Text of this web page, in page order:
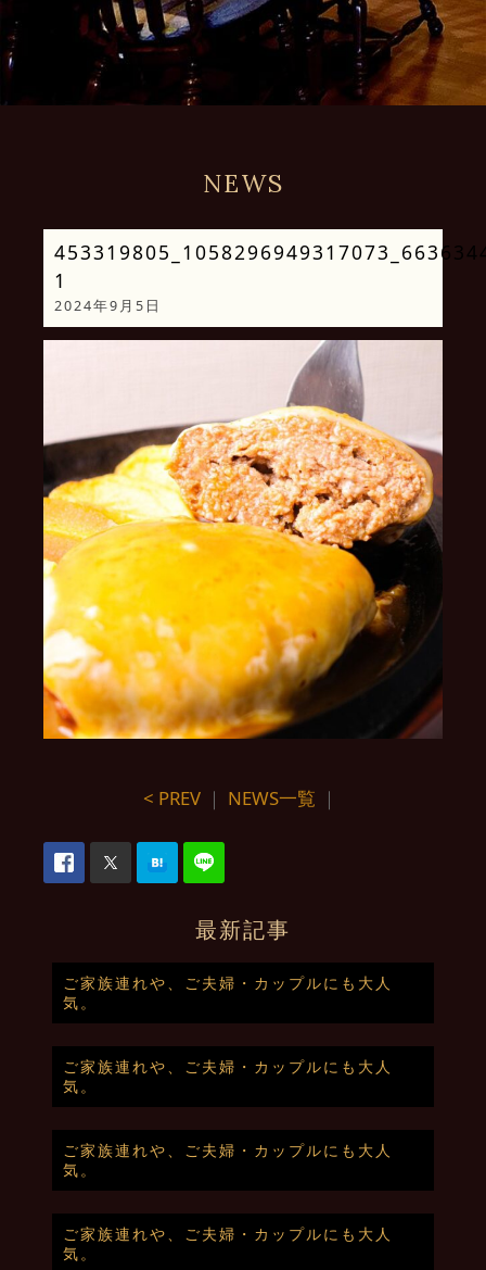
NEWS
1
2024年9月5日
< PREV ｜ NEWS一覧 ｜
最新記事
ご家族連れや、ご夫婦・カップルにも大人
気。
ご家族連れや、ご夫婦・カップルにも大人
気。
ご家族連れや、ご夫婦・カップルにも大人
気。
ご家族連れや、ご夫婦・カップルにも大人
気。